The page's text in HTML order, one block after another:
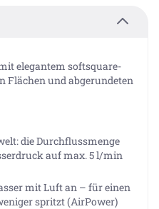
elegantem softsquare-
Flächen und abgerundeten
die Durchflussmenge
auf max. 5 l/min
mit Luft an – für einen
spritzt (AirPower)